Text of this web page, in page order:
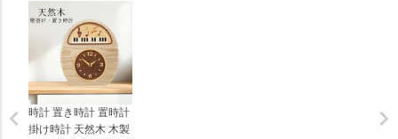
時計 置き時計 置時計
掛け時計 天然木 木製